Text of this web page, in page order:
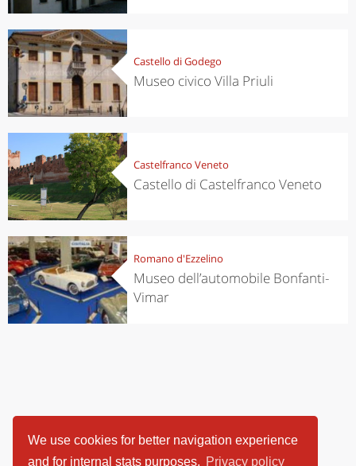
We use cookies for better navigation experience
and for internal stats purposes. Privacy policy
Castello di Godego
Museo civico Villa Priuli
Castelfranco Veneto
Castello di Castelfranco Veneto
Romano d'Ezzelino
Museo dell’automobile Bonfanti-
Vimar